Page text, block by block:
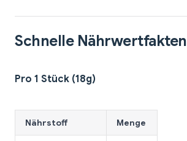
Schnelle Nährwertfakten
Pro 1 Stück (18g)
Nährstoff Menge